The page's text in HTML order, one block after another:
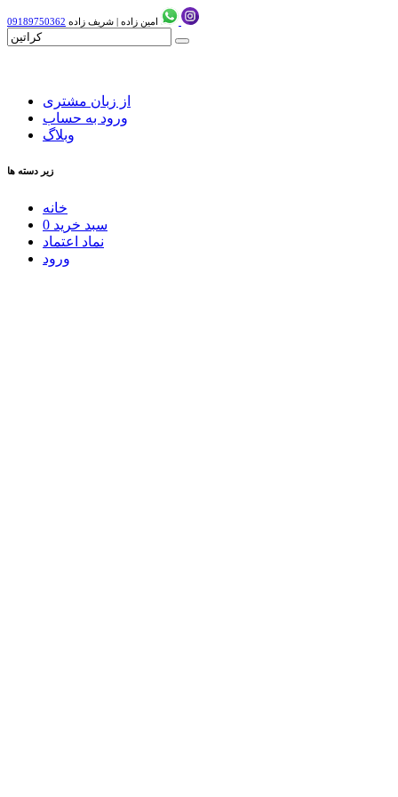
09189750362 امین زاده | شریف زاده
از زبان مشتری
ورود به حساب
وبلاگ
زیر دسته ها
خانه
0 سبد خرید
نماد اعتماد
ورود